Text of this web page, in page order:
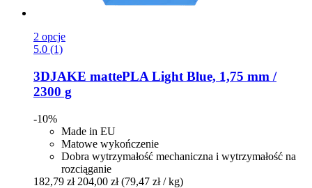
2 opcje
5.0 (1)
3DJAKE mattePLA Light Blue, 1,75 mm /
2300 g
-10%
Made in EU
Matowe wykończenie
Dobra wytrzymałość mechaniczna i wytrzymałość na
rozciąganie
182,79 zł 204,00 zł (79,47 zł / kg)